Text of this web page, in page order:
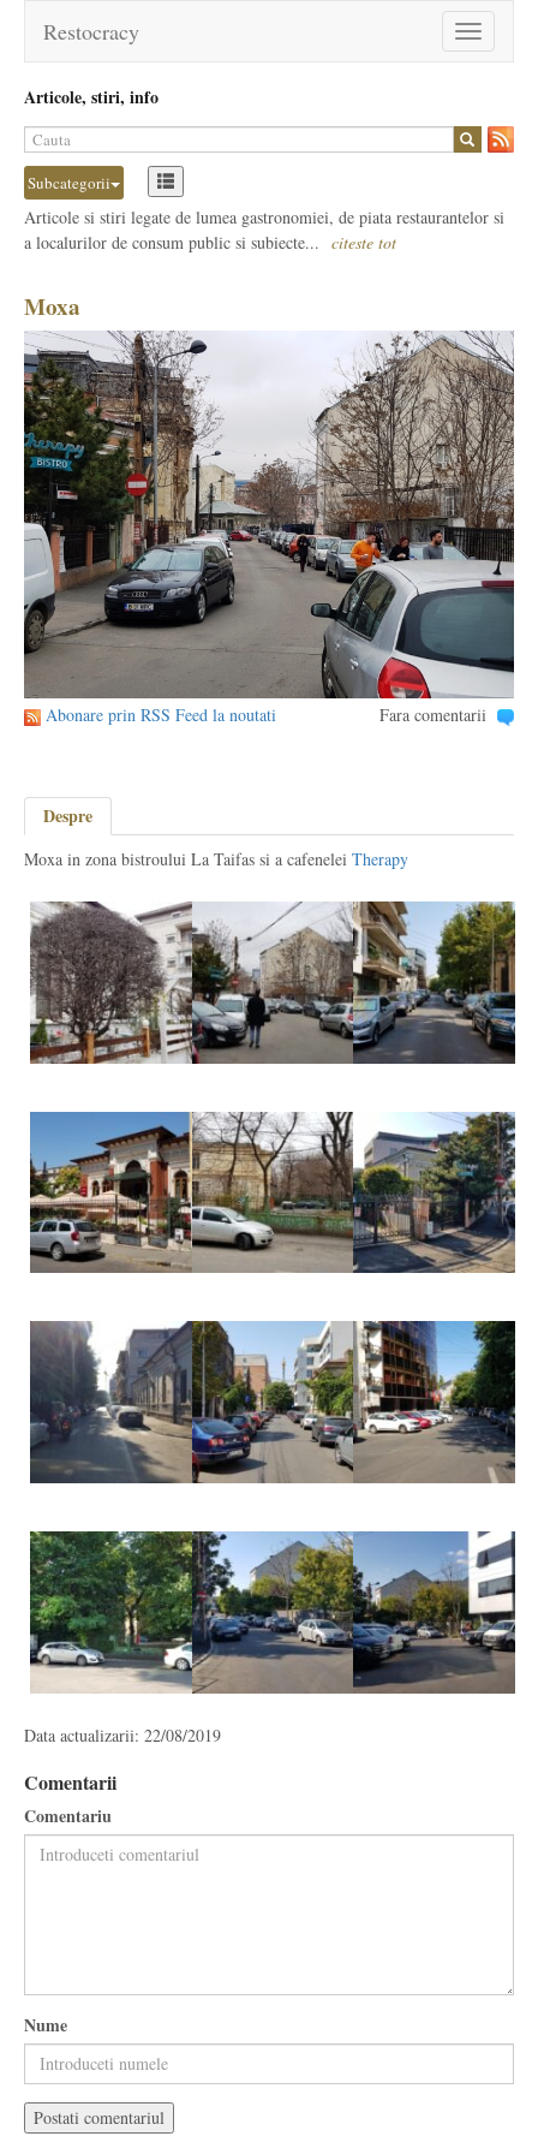
Toggle
navigation
Restocracy
Articole, stiri, info
Subcategorii
Articole si stiri legate de lumea gastronomiei, de piata restaurantelor si
a localurilor de consum public si subiecte... citeste tot
Moxa
Abonare prin RSS Feed la noutati Fara comentarii
Despre
Moxa in zona bistroului La Taifas si a cafenelei Therapy
Data actualizarii: 22/08/2019
Comentarii
Comentariu
Nume